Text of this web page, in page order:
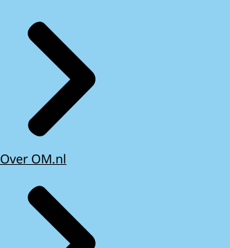
Over OM.nl